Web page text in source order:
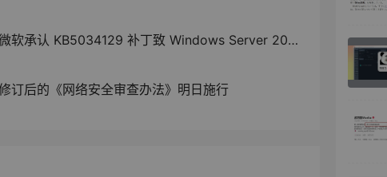
软承认 KB5034129 补丁致 Windows Server 2022 浏览器及应用白屏
订后的《网络安全审查办法》明日施行